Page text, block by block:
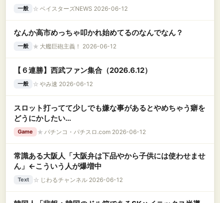
一般 ☆ ベイスターズNEWS 2026-06-12
なんか高市めっちゃ叩かれ始めてるのなんでなん？
一般 ★ 大艦巨砲主義！ 2026-06-12
【６連勝】西武ファン集合（2026.6.12）
一般 ☆ やみ速 2026-06-12
スロット打ってて少しでも嫌な事があるとやめちゃう癖を
どうにかしたい…
Game ★ パチンコ・パチスロ.com 2026-06-12
常識ある大阪人「大阪弁は下品やから子供には使わせませ
ん」←こういう人が爆増中
Text ☆ じわるチャンネル 2026-06-12